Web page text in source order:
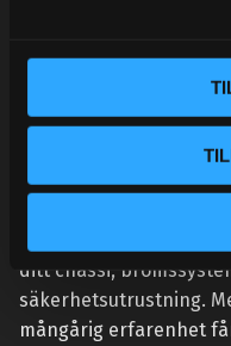
Handlar du hos Street
ditt chassi,
säkerhetsutrustning.
mångårig erfarenhet